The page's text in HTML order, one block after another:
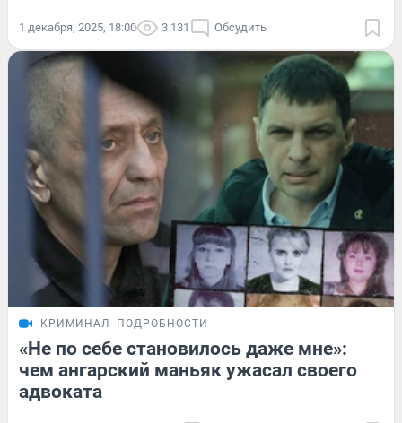
1 декабря, 2025, 18:00 3 131 Обсудить
КРИМИНАЛ ПОДРОБНОСТИ
«Не по себе становилось даже мне»:
чем ангарский маньяк ужасал своего
адвоката